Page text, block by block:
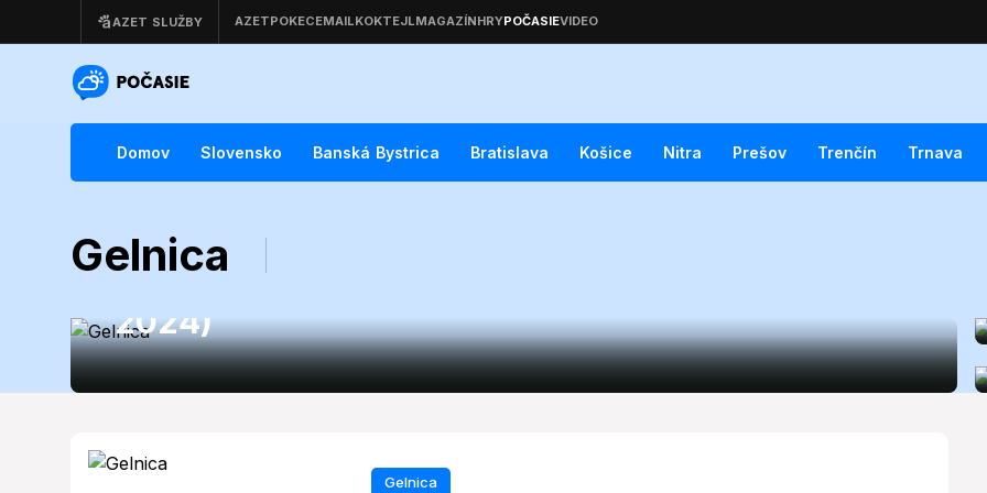
Domov Slovensko Banská Bystrica Bratislava Košice Nitra Prešov Trenčín Trnava
Gelnica
Gelnica počasie: Dnešná predpoveď (07. 12.
2024)
Gelnica